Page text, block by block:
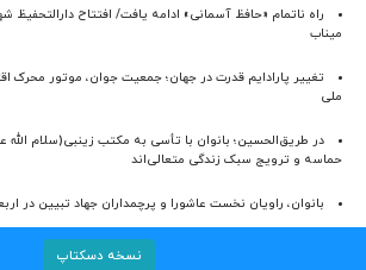
راه ناتمام «حافظ آسمانی» ادامه یافت/ افتتاح
میناب
تغییر پارادایم قدرت در جهان؛ جمعیت جوان، موتور محرک
ملی
در طریق‌الحسین؛ بانوان با تأسی به مکتب زینبی(سلام الله
حماسه و ترویج سبک زندگی متعالی‌اند
بانوان، راویان نخست عاشورا و پرچمداران جهاد تبیین در
نسخه دسکتاپ